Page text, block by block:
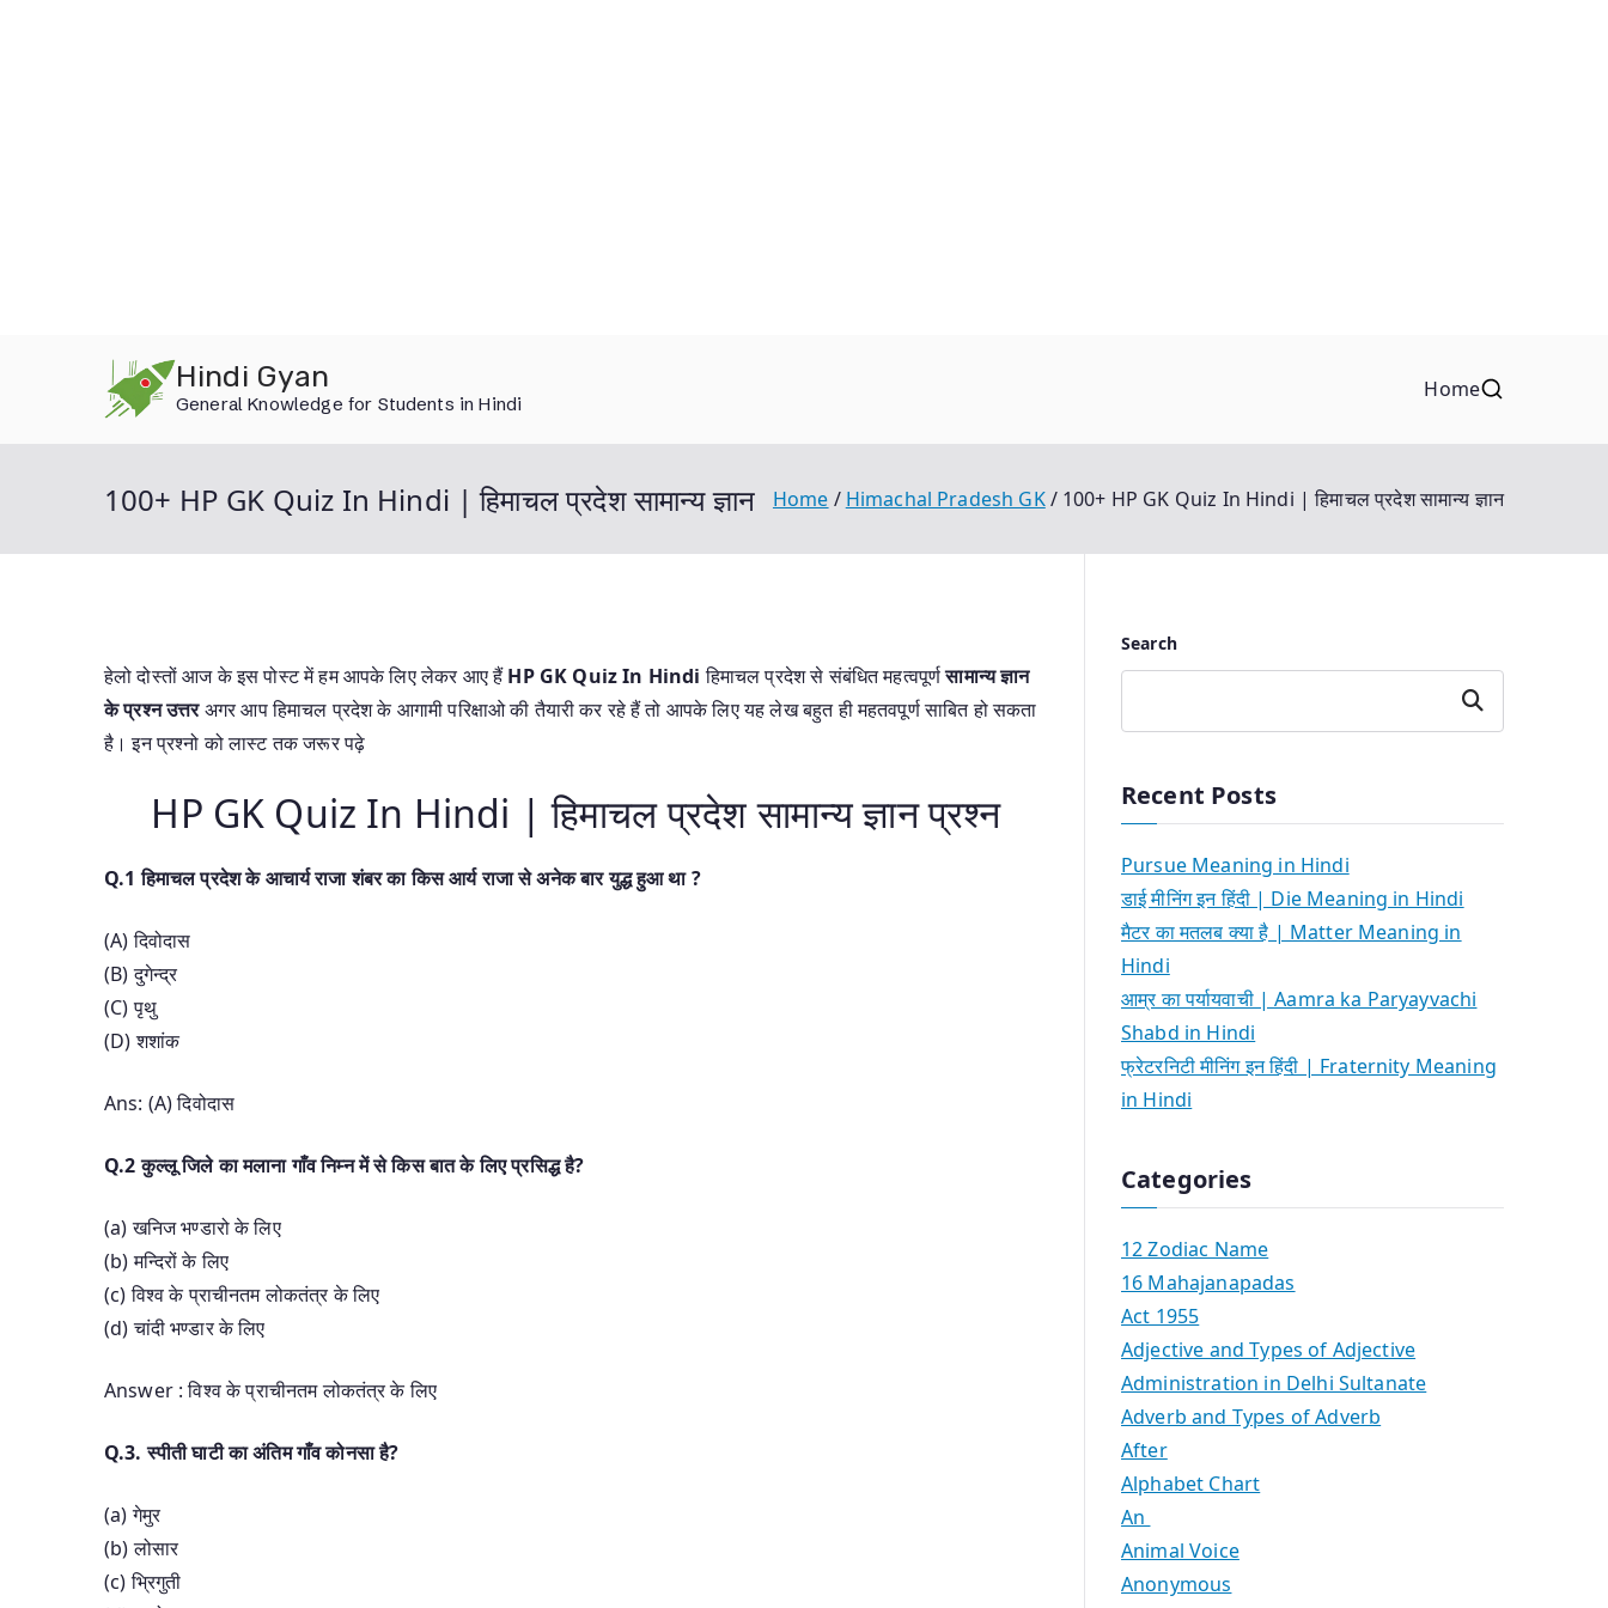
Hindi Gyan
General Knowledge for Students in Hindi
Home
100+ HP GK Quiz In Hindi | हिमाचल प्रदेश सामान्य ज्ञान Home Himachal Pradesh GK 100+ HP GK Quiz In Hindi | हिमाचल प्रदेश सामान्य ज्ञान
हेलो दोस्तों आज के इस पोस्ट में हम आपके लिए लेकर आए हैंHP GK Quiz In Hindi हिमाचल प्रदेश से संबंधित महत्वपूर्णसामान्य ज्ञान
के प्रश्न उत्तरअगर आप हिमाचल प्रदेश के आगामी परिक्षाओ की तैयारी कर रहे हैं तो आपके लिए यह लेख बहुत ही महतवपूर्ण साबित हो सकता
है। इन प्रश्नो को लास्ट तक जरूर पढ़े
HP GK Quiz In Hindi | हिमाचल प्रदेश सामान्य ज्ञान प्रश्न
Q.1 हिमाचल प्रदेश के आचार्य राजा शंबर का किस आर्य राजा से अनेक बार युद्ध हुआ था ?
(A) दिवोदास
(B) दुगेन्द्र
(C) पृथु
(D) शशांक
Ans: (A) दिवोदास
Q.2 कुल्लू जिले का मलाना गाँव निम्न में से किस बात के लिए प्रसिद्ध है?
(a) खनिज भण्डारो के लिए
(b) मन्दिरों के लिए
(c) विश्व के प्राचीनतम लोकतंत्र के लिए
(d) चांदी भण्डार के लिए
Answer : विश्व के प्राचीनतम लोकतंत्र के लिए
Q.3. स्पीती घाटी का अंतिम गाँव कोनसा है?
(a) गेमुर
(b) लोसार
(c) भ्रिगुती
Search
Search
Recent Posts
Pursue Meaning in Hindi
डाई मीनिंग इन हिंदी | Die Meaning in Hindi
मैटर का मतलब क्या है | Matter Meaning in
Hindi
आम्र का पर्यायवाची | Aamra ka Paryayvachi
Shabd in Hindi
फ्रेटरनिटी मीनिंग इन हिंदी | Fraternity Meaning
in Hindi
Categories
12 Zodiac Name
16 Mahajanapadas
Act 1955
Adjective and Types of Adjective
Administration in Delhi Sultanate
Adverb and Types of Adverb
After
Alphabet Chart
An
Animal Voice
Anonymous